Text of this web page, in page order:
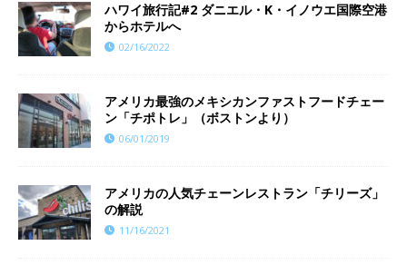
ハワイ旅行記#2 ダニエル・K・イノウエ国際空港
からホテルへ
02/16/2022
アメリカ最強のメキシカンファストフードチェー
ン「チポトレ」（ボストンより）
06/01/2019
アメリカの人気チェーンレストラン「チリーズ」
の解説
11/16/2021